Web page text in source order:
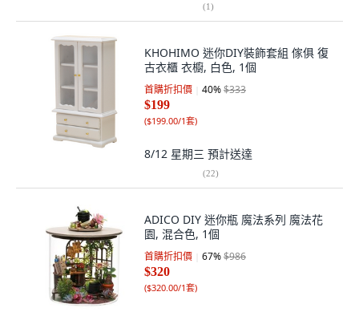
(1)
KHOHIMO 迷你DIY裝飾套組 傢俱 復
古衣櫃 衣櫥, 白色, 1個
首購折扣價 40%$333
$199
($199.00/1套)
8/12 星期三 預計送達
(22)
ADICO DIY 迷你瓶 魔法系列 魔法花
園, 混合色, 1個
首購折扣價 67%$986
$320
($320.00/1套)